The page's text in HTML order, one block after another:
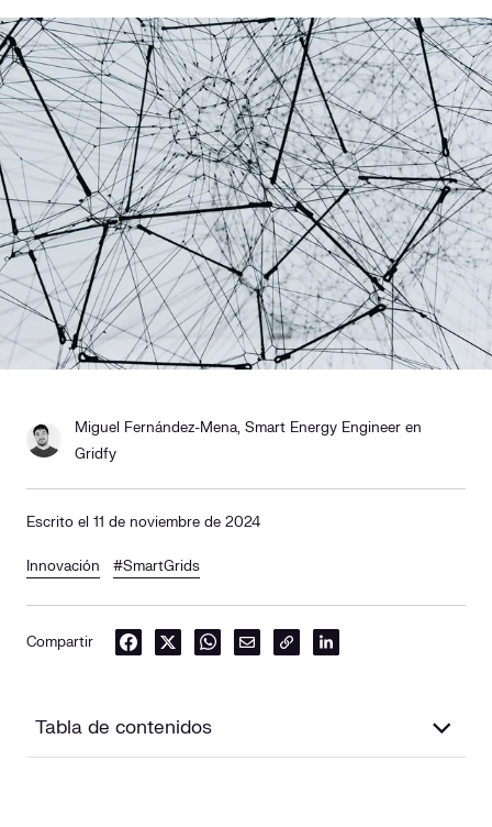
Responsabilidad social
Comercialización
Casos de éxito
Media
Contacto
Miguel Fernández-Mena, Smart Energy Engineer en
Gridfy
Escrito el 11 de noviembre de 2024
Innovación #SmartGrids
Compartir
Tabla de contenidos